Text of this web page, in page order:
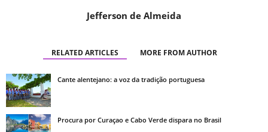
Jefferson de Almeida
RELATED ARTICLES MORE FROM AUTHOR
Cante alentejano: a voz da tradição portuguesa
Procura por Curaçao e Cabo Verde dispara no Brasil